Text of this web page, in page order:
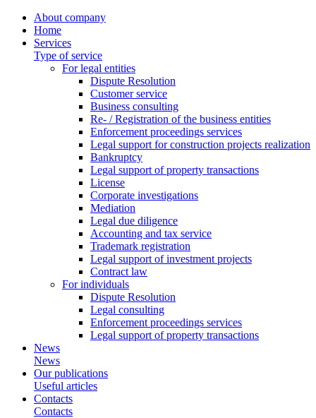
About company
Home
Services
Type of service
For legal entities
Dispute Resolution
Customer service
Business consulting
Re- / Registration of the business entities
Enforcement proceedings services
Legal support for construction projects realization
Bankruptcy
Legal support of property transactions
License
Corporate investigations
Mediation
Legal due diligence
Accounting and tax service
Trademark registration
Legal support of investment projects
Contract law
For individuals
Dispute Resolution
Legal consulting
Enforcement proceedings services
Legal support of property transactions
News
News
Our publications
Useful articles
Contacts
Contacts